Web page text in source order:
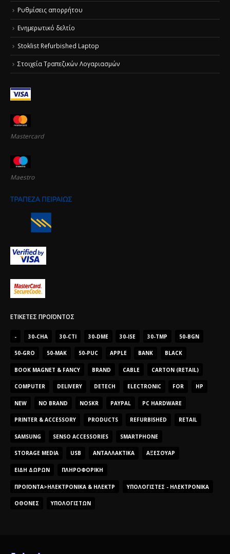
Ρυθμίσεις απορρήτου
Ενημερωτικό δελτίο
Stoklist Refurbished Laptop
Στοιχεία Τραπεζικών Λογαριασμών
Mastercard
Maestro
ΕΤΙΚΈΤΕΣ ΠΡΟΪΌΝΤΟΣ
- 30-CHA 30-CTI 30-DME 30-ISE 30-TMP 50-BGN
50-GRO 50-MAK 50-PUC APPLE BANK BLACK
BOOK MAGNET & FANCY BRAND CABLE CARTON (RETAIL)
COMPUTER DELIVERY DETECH ELECTRONIC FOR HP
NEW NO BRAND NOSKR PAYPAL PC HARDWARE
PRINTER & ACCESSORY PRODUCTS REFURBISHED RETAIL
SAMSUNG SENSO ACCESSORIES SMARTPHONE
STORAGE MEDIA USB ΑΝΤΑΛΛΑΚΤΙΚΆ ΑΞΕΣΟΥΆΡ
ΕΊΔΗ ΔΏΡΩΝ ΠΛΗΡΟΦΟΡΙΚΉ
ΠΡΟΪΌΝΤΑ>ΗΛΕΚΤΡΟΝΙΚΆ & ΗΛΕΚΤΡ ΥΠΟΛΟΓΙΣΤΈΣ - ΗΛΕΚΤΡΟΝΙΚΆ
ΟΘΌΝΕΣ ΥΠΟΛΟΓΙΣΤΏΝ